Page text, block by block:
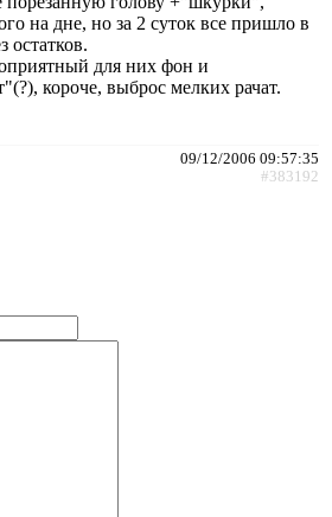
на дне, но за 2 суток все пришло в
остатков.
для них фон и
короче, выброс мелких рачат.
09/12/2006 09:57:35
#383192